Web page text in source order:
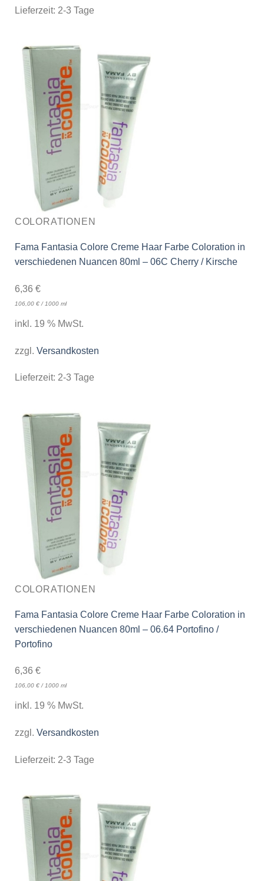
Lieferzeit: 2-3 Tage
COLORATIONEN
Fama Fantasia Colore Creme Haar Farbe Coloration in
verschiedenen Nuancen 80ml – 06C Cherry / Kirsche
6,36 €
106,00 €/ 1000 ml
inkl. 19 % MwSt.
zzgl. Versandkosten
Lieferzeit: 2-3 Tage
COLORATIONEN
Fama Fantasia Colore Creme Haar Farbe Coloration in
verschiedenen Nuancen 80ml – 06.64 Portofino /
Portofino
6,36 €
106,00 €/1000 ml
inkl. 19 % MwSt.
zzgl. Versandkosten
Lieferzeit: 2-3 Tage